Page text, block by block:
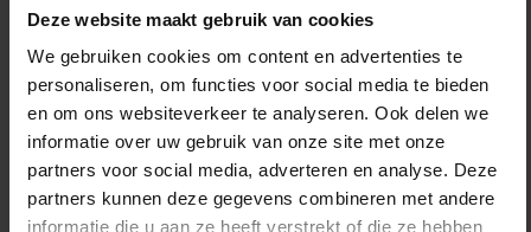
Deze website maakt gebruik van cookies
We gebruiken cookies om content en advertenties te
personaliseren, om functies voor social media te bieden
en om ons websiteverkeer te analyseren. Ook delen we
informatie over uw gebruik van onze site met onze
partners voor social media, adverteren en analyse. Deze
partners kunnen deze gegevens combineren met andere
informatie die u aan ze heeft verstrekt of die ze hebben
weten, en dit ook weer doorgeven. Annemieke:
“Jazeker, wat je weet, geef je door. Als ondernemer
moet je altijd je voelsprieten uit hebben staan.
Daarom nemen we de nieuwsbrieven van Cumela
door, volgen hun webinars, bezoeken de
tudieavonden en ga ik naar de vrouwendagen van
Cumela. Ook lezen we onder meer de tijdschriften